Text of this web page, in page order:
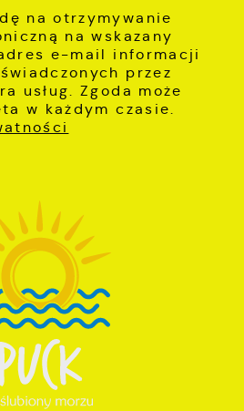
na otrzymywanie
na wskazany
e-mail informacji
przez
usług. Zgoda może
w każdym czasie.